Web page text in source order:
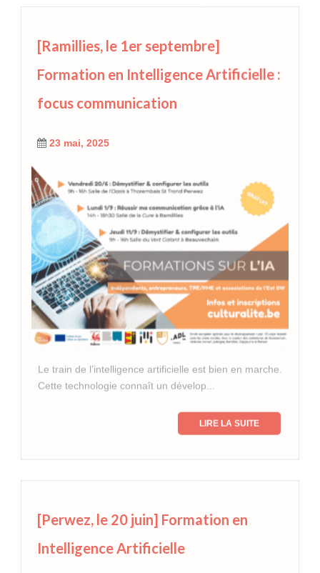
[Ramillies, le 1er septembre]
Formation en Intelligence Artificielle :
focus communication
23 mai, 2025
Le train de l’intelligence artificielle est bien en marche.
Cette technologie connaît un dévelop...
LIRE LA SUITE
[Perwez, le 20 juin] Formation en
Intelligence Artificielle